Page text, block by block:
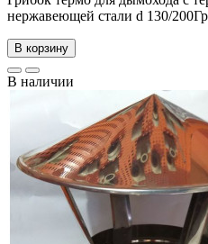
нержавеющей стали d 130/
В корзину
В наличии